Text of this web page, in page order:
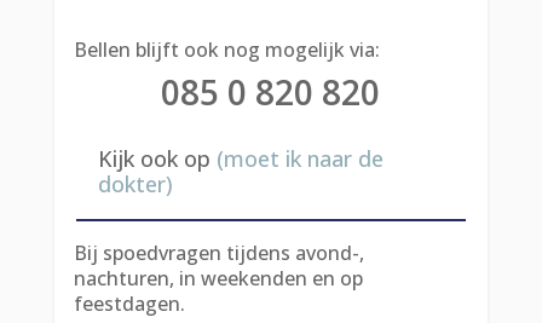
Bellen blijft ook nog mogelijk via:
085 0 820 820
Kijk ook op (moet ik naar de
dokter)
Bij spoedvragen tijdens avond-,
nachturen, in weekenden en op
feestdagen.